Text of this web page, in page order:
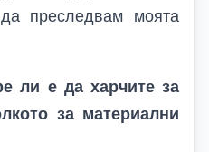
преследвам моята
ли е да харчите за
за материални